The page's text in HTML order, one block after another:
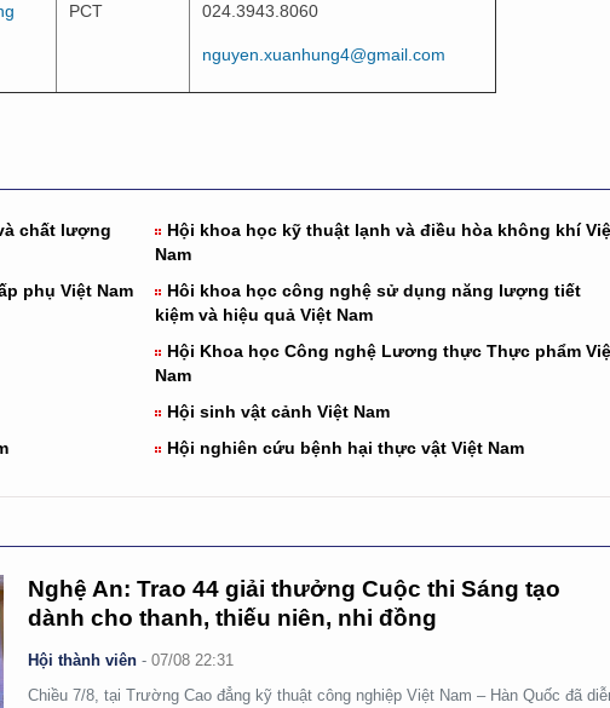
PCT 024.3943.8060
nguyen.xuanhung4@gmail.com
chất lượng
Hội khoa học kỹ thuật lạnh và điều hòa không khí
Nam
phụ Việt Nam
Hôi khoa học công nghệ sử dụng năng lượng tiết
kiệm và hiệu quả Việt Nam
Hội Khoa học Công nghệ Lương thực Thực phẩm
Nam
Hội sinh vật cảnh Việt Nam
Hội nghiên cứu bệnh hại thực vật Việt Nam
Nghệ An: Trao 44 giải thưởng Cuộc thi Sáng tạo
dành cho thanh, thiếu niên, nhi đồng
Hội thành viên -07/08 22:31
Chiều 7/8, tại Trường Cao đẳng kỹ thuật công nghiệp Việt Nam – Hàn Quốc đã